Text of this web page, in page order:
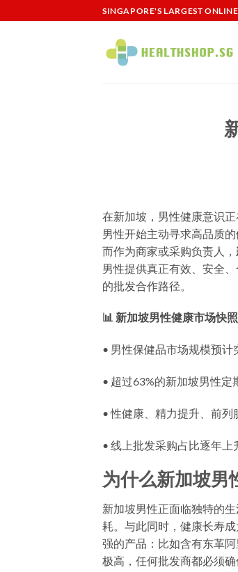
to
SINGAPORE'S LARGEST
在新加坡，男性健康意识
男性开始主动寻求高品质
而作为商家或采购负责人，
男性提供真正有效、安全
的批发合作路径。
📊 新加坡男性健康市场快照
• 男性保健品市场规模预计
• 超过63%的新加坡男性定
• 性健康、精力提升、前列
• 线上批发采购占比逐年上
为什么新加坡男
新加坡男性正面临独特的
耗。与此同时， 健康长寿
强的产品：比如含有东革
极高，任何批发商都必须